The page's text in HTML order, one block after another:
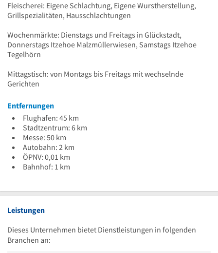
Fleischerei: Eigene Schlachtung, Eigene Wurstherstellung,
Grillspezialitäten, Hausschlachtungen
Wochenmärkte: Dienstags und Freitags in Glückstadt,
Donnerstags Itzehoe Malzmüllerwiesen, Samstags Itzehoe
Tegelhörn
Mittagstisch: von Montags bis Freitags mit wechselnde
Gerichten
Entfernungen
Flughafen: 45 km
Stadtzentrum: 6 km
Messe: 50 km
Autobahn: 2 km
ÖPNV: 0,01 km
Bahnhof: 1 km
Leistungen
Dieses Unternehmen bietet Dienstleistungen in folgenden
Branchen an: